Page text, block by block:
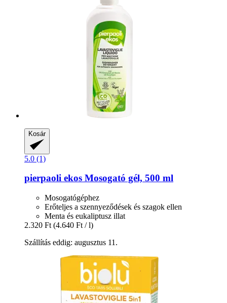
Kosár
5.0 (1)
pierpaoli ekos Mosogató gél, 500 ml
Mosogatógéphez
Erőteljes a szennyeződések és szagok ellen
Menta és eukaliptusz illat
2.320 Ft (4.640 Ft / l)
Szállítás eddig: augusztus 11.